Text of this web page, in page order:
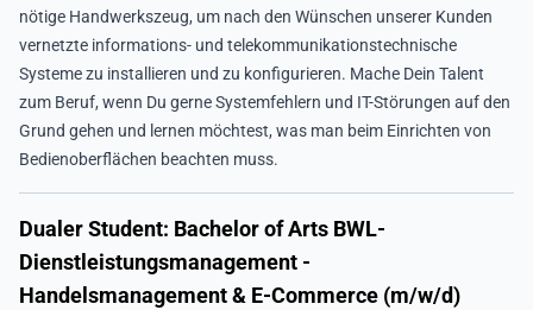
nötige Handwerkszeug, um nach den Wünschen unserer Kunden
vernetzte informations- und telekommunikationstechnische
Systeme zu installieren und zu konfigurieren. Mache Dein Talent
zum Beruf, wenn Du gerne Systemfehlern und IT-Störungen auf den
Grund gehen und lernen möchtest, was man beim Einrichten von
Bedienoberflächen beachten muss.
Dualer Student: Bachelor of Arts BWL-
Dienstleistungsmanagement -
Handelsmanagement & E-Commerce (m/w/d)